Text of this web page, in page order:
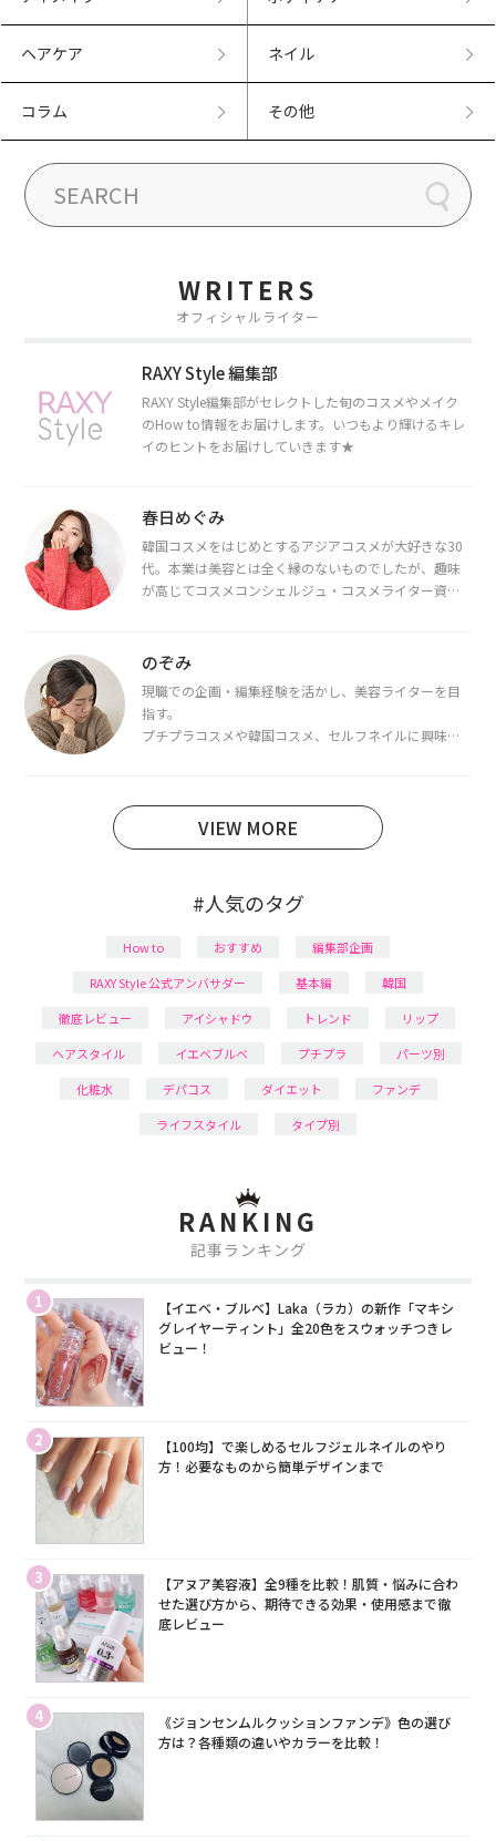
ヘアケア ネイル
コラム その他
WRITERS
オフィシャルライター
RAXY Style 編集部
RAXY Style編集部がセレクトした旬のコスメやメイク
のHow to情報をお届けします。いつもより輝けるキレ
イのヒントをお届けしていきます★
春日めぐみ
韓国コスメをはじめとするアジアコスメが大好きな30
代。本業は美容とは全く縁のないものでしたが、趣味
が高じてコスメコンシェルジュ・コスメライター資格
断・骨格診断によるイメージコンサルティングも行っ
のぞみ
現職での企画・編集経験を活かし、美容ライターを目
指す。
プチプラコスメや韓国コスメ、セルフネイルに興味が
日本化粧品検定1級保有。
VIEW MORE
#人気のタグ
How to おすすめ
編集部企画
RAXY Style 公式アンバサダー
基本編
韓国
徹底レビュー
アイシャドウ トレンド
リップ
ヘアスタイル
イエベブルベ プチプラ
パーツ別
化粧水
デパコス ダイエット
ファンデ
ライフスタイル
タイプ別
RANKING
記事ランキング
1
【イエベ・ブルベ】Laka（ラカ）の新作「マキシ
グレイヤーティント」全20色をスウォッチつきレ
ビュー！
2
【100均】で楽しめるセルフジェルネイルのやり
方！必要なものから簡単デザインまで
3
【アヌア美容液】全9種を比較！肌質・悩みに合わ
せた選び方から、期待できる効果・使用感まで徹
底レビュー
4
《ジョンセンムルクッションファンデ》色の選び
方は？各種類の違いやカラーを比較！